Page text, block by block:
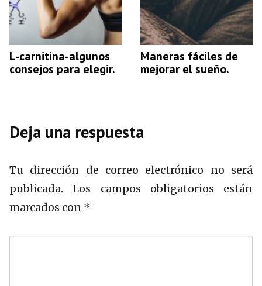
L-carnitina-algunos
consejos para elegir.
Maneras fáciles de
mejorar el sueño.
Deja una respuesta
Tu dirección de correo electrónico no será
publicada.
Los campos obligatorios están
marcados con *